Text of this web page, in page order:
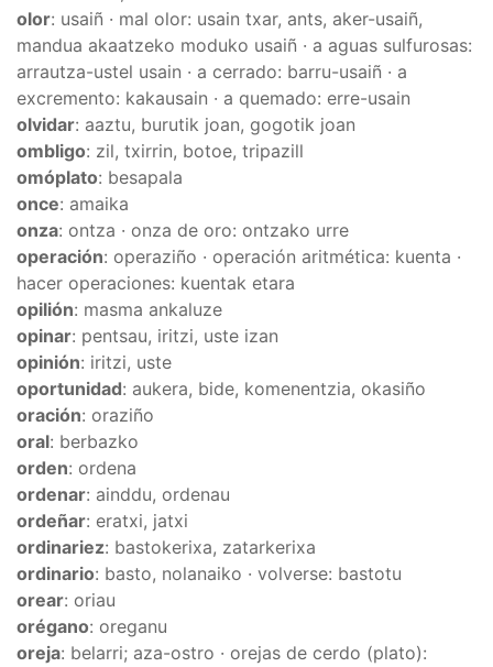
olor: usaiñ · mal olor: usain txar, ants, aker-usaiñ,
mandua akaatzeko moduko usaiñ · a aguas sulfurosas:
arrautza-ustel usain · a cerrado: barru-usaiñ · a
excremento: kakausain · a quemado: erre-usain
olvidar: aaztu, burutik joan, gogotik joan
ombligo: zil, txirrin, botoe, tripazill
omóplato: besapala
once: amaika
onza: ontza · onza de oro: ontzako urre
operación: operaziño · operación aritmética: kuenta ·
hacer operaciones: kuentak etara
opilión: masma ankaluze
opinar: pentsau, iritzi, uste izan
opinión: iritzi, uste
oportunidad: aukera, bide, komenentzia, okasiño
oración: oraziño
oral: berbazko
orden: ordena
ordenar: ainddu, ordenau
ordeñar: eratxi, jatxi
ordinariez: bastokerixa, zatarkerixa
ordinario: basto, nolanaiko · volverse: bastotu
orear: oriau
orégano: oreganu
oreja: belarri; aza-ostro · orejas de cerdo (plato):